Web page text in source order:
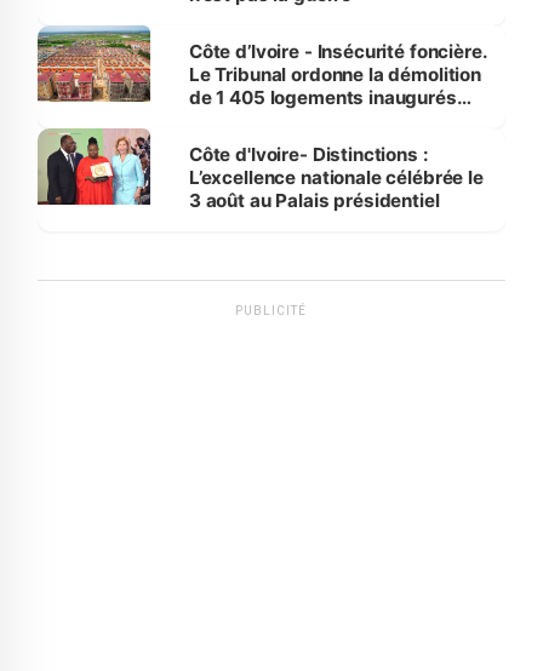
Côte d’Ivoire - Insécurité foncière.
Le Tribunal ordonne la démolition
de 1 405 logements inaugurés
Bassam
Côte d'Ivoire- Distinctions :
L’excellence nationale célébrée le
3 août au Palais présidentiel
PUBLICITÉ